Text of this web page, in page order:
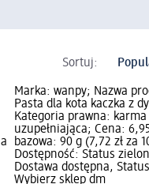
Sortuj:
Marka: wanpy; Nazwa
Pasta dla kota kaczka z
Kategoria prawna: karma
uzupełniająca; Cena:
bazowa: 90 g (7,72 zł za
Dostępność: Status
Dostawa dostępna,
Wybierz sklep dm